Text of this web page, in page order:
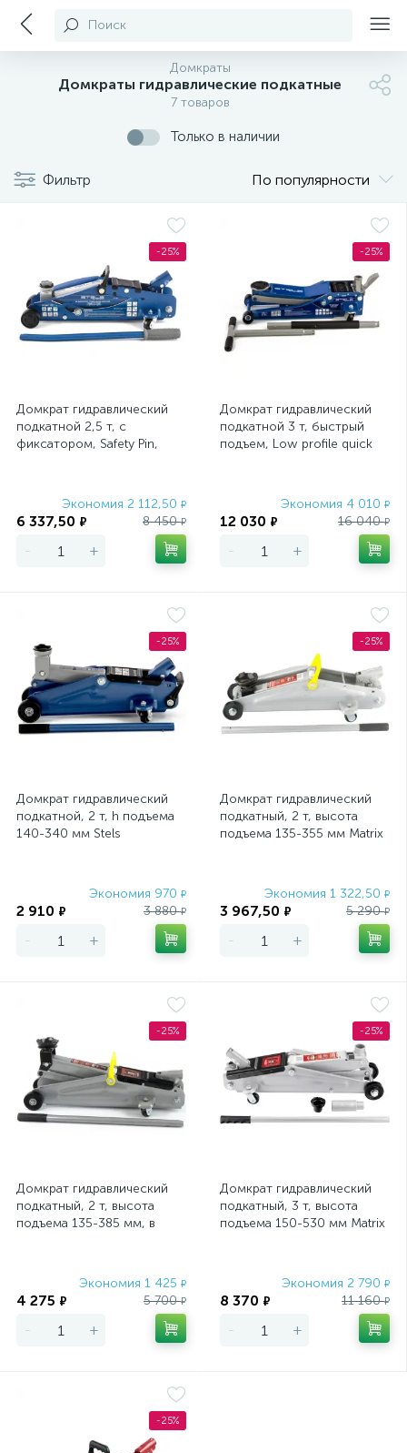
Поиск
Домкраты
Домкраты гидравлические подкатные
7 товаров
Только в наличии
Фильтр По популярности
-25%
Домкрат гидравлический
подкатной 2,5 т, с
фиксатором, Safety Pin,
Экономия 2 112,50 ₽
6 337,50 ₽ 8 450₽
- +
-25%
Домкрат гидравлический
подкатной 3 т, быстрый
подъем, Low profile quick
Экономия 4 010 ₽
12 030 ₽ 16 040₽
- +
-25%
Домкрат гидравлический
подкатной, 2 т, h подъема
140-340 мм Stels
Экономия 970 ₽
2 910 ₽ 3 880₽
- +
-25%
Домкрат гидравлический
подкатный, 2 т, высота
подъема 135-355 мм Matrix
Экономия 1 322,50 ₽
3 967,50 ₽ 5 290₽
- +
-25%
Домкрат гидравлический
подкатный, 2 т, высота
подъема 135-385 мм, в
Экономия 1 425 ₽
4 275 ₽ 5 700₽
- +
-25%
Домкрат гидравлический
подкатный, 3 т, высота
подъема 150-530 мм Matrix
Экономия 2 790 ₽
8 370 ₽ 11 160₽
- +
-25%